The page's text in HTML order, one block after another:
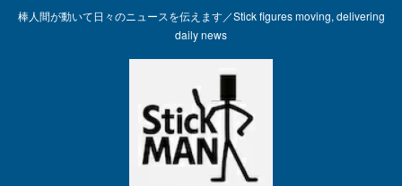
棒人間が動いて日々のニュースを伝えます／Stick figures moving, delivering
daily news